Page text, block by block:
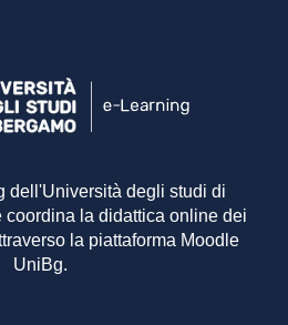
dell'Università degli studi di
coordina la didattica online dei
la piattaforma Moodle
UniBg.